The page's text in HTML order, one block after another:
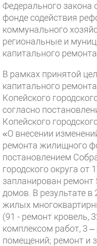
Федерального
фонде содействия
коммунального
региональные и
капитального
В рамках принятой
капитального
Копейского
согласно
Копейского
«О внесении
ремонта жилищного
постановлением
городского округа
запланирован
домов. В результате
жилых
(91 - ремонт кровель,
комплексом работ, 3
помещений; ремонт и